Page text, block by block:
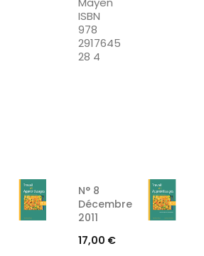
ISBN
978
2917645
28 4
N° 8
Décembre
2011
Prix
17,00 €